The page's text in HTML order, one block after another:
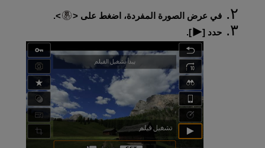
في عرض الصورة المفردة، اضغط على
.
حدد [
].